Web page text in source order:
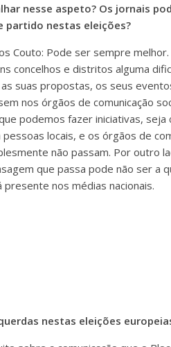
nesse aspeto? Os jornais
partido nestas eleições?
Couto: Pode ser sempre
concelhos e distritos alguma
suas propostas, os seus
nos órgãos de comunicação
podemos fazer iniciativas, seja
pessoas locais, e os órgãos de
não passam. Por outro
que passa pode não ser a
presente nos médias nacionais.
nestas eleições